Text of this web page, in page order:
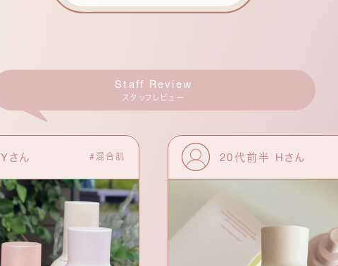
Staff Review
スタッフレビュー
さん #混合肌 20代前半 Hさん